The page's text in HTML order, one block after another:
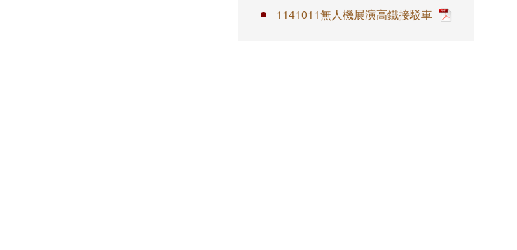
1141011無人機展演高鐵接駁車